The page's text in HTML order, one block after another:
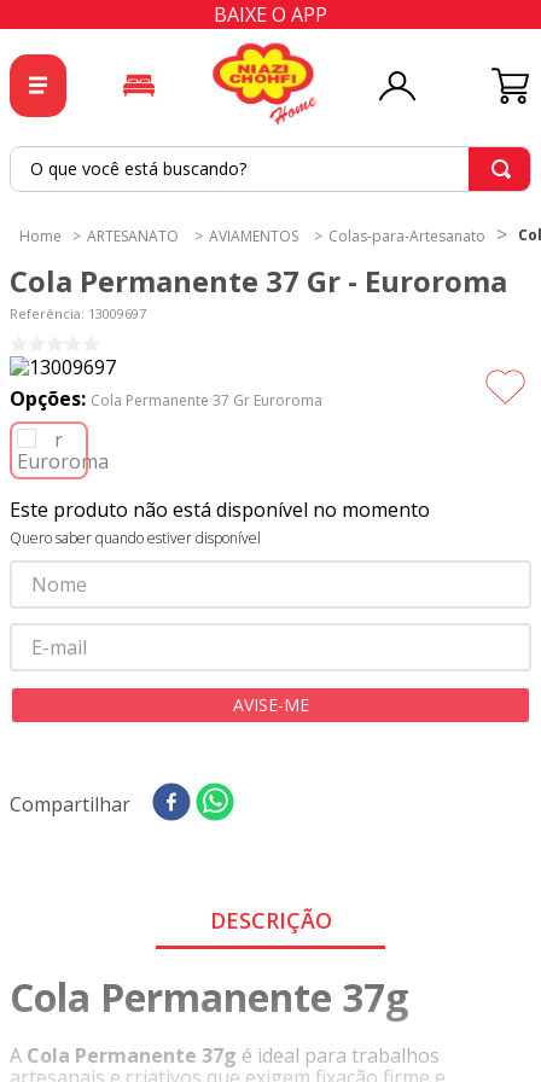
BAIXE O APP
O que você está buscando?
ARTESANATO AVIAMENTOS Colas-para-Artesanato
Cola Permanente 37 Gr - Euroroma
Referência: 13009697
Opções: Cola Permanente 37 Gr Euroroma
Este produto não está disponível no momento
Quero saber quando estiver disponível
Compartilhar
DESCRIÇÃO
Cola Permanente 37g
A Cola Permanente 37g é ideal para trabalhos
2º
tapete
4º
tecido percal
5º
tapetes
6º
tecido tricoline
7º
percal
8 º
tricoline digital
9º
tecido oxford